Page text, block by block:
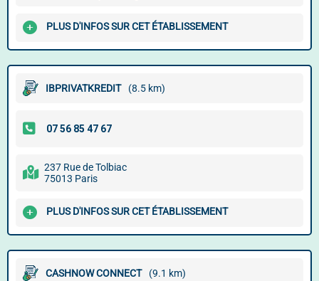
PLUS D'INFOS SUR CET ÉTABLISSEMENT
IBPRIVATKREDIT (8.5 km)
237 Rue de Tolbiac
75013 Paris
PLUS D'INFOS SUR CET ÉTABLISSEMENT
CASHNOW CONNECT (9.1 km)